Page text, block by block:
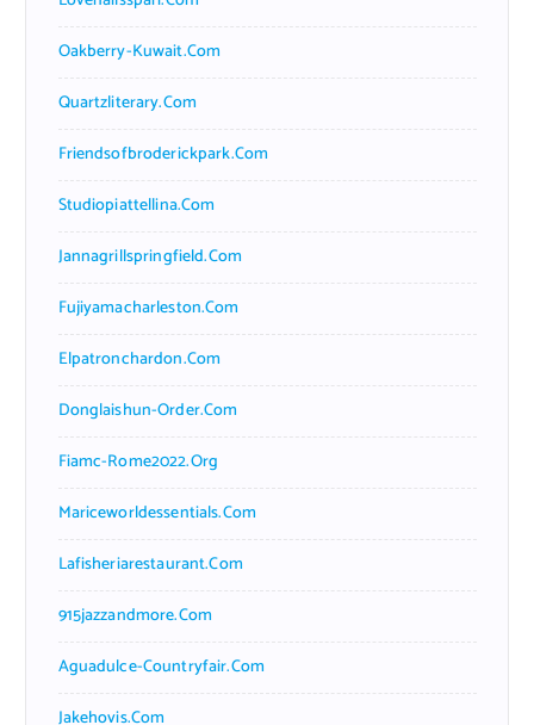
Oakberry-Kuwait.com
Quartzliterary.com
Friendsofbroderickpark.com
Studiopiattellina.com
Jannagrillspringfield.com
Fujiyamacharleston.com
Elpatronchardon.com
Donglaishun-Order.com
Fiamc-Rome2022.org
Mariceworldessentials.com
Lafisheriarestaurant.com
915jazzandmore.com
Aguadulce-Countryfair.com
Jakehovis.com